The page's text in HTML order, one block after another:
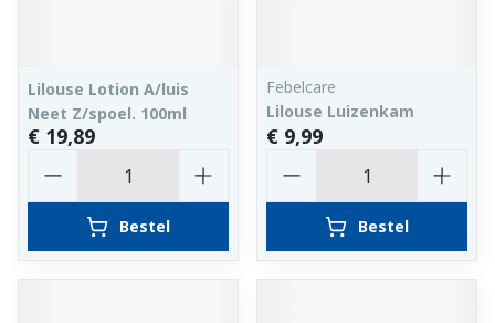
Lilouse Lotion A/luis
Neet Z/spoel. 100ml
€ 19,89
Bestel
Febelcare
Lilouse Luizenkam
€ 9,99
Bestel